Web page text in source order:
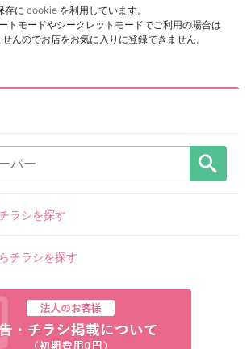
存に cookie を利用しています。
トモードやシークレットモードでご利用の場合は
んのでお店をお気に入りに登録できません。
ラシを探す
チラシを探す